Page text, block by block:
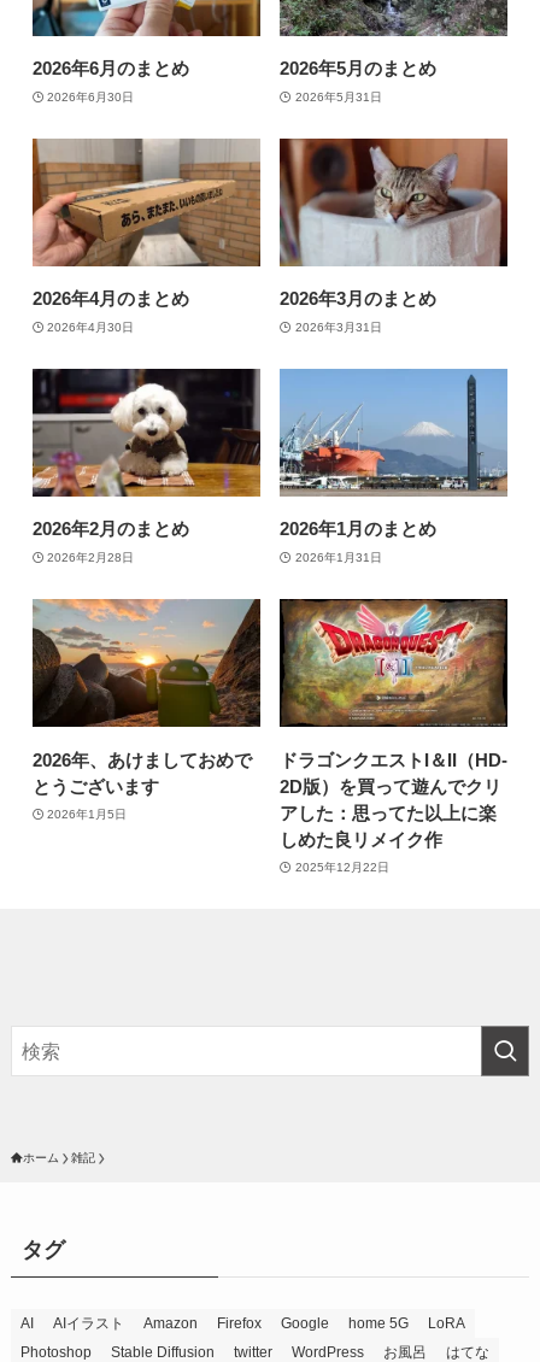
2026年6月のまとめ
2026年6月30日
2026年5月のまとめ
2026年5月31日
2026年4月のまとめ
2026年4月30日
2026年3月のまとめ
2026年3月31日
2026年2月のまとめ
2026年2月28日
2026年1月のまとめ
2026年1月31日
2026年、あけましておめで
とうございます
2026年1月5日
ドラゴンクエストI＆II（HD-
2D版）を買って遊んでクリ
アした：思ってた以上に楽
しめた良リメイク作
2025年12月22日
ホーム 雑記
タグ
AI AIイラスト Amazon Firefox Google home 5G
LoRA
Photoshop
Stable Diffusion twitter WordPress お風呂
はてな